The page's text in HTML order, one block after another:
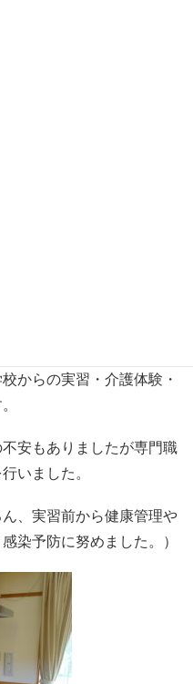
からの実習・介護体験・
安もありましたが専門職
いました。
、実習前から健康管理や
染予防に努めました。）